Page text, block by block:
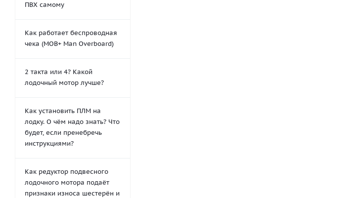
ПВХ самому
Как работает беспроводная
чека (MOB+ Man Overboard)
2 такта или 4? Какой
лодочный мотор лучше?
Как установить ПЛМ на
лодку. О чём надо знать? Что
будет, если пренебречь
инструкциями?
Как редуктор подвесного
лодочного мотора подаёт
признаки износа шестерён и